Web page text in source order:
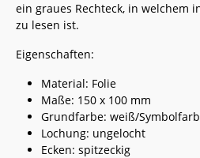
ein graues Rechteck, in welchem
zu lesen ist.
Eigenschaften:
Material: Folie
Maße: 150 x 100 mm
Grundfarbe: weiß/
Lochung: ungelocht
Ecken: spitzeckig